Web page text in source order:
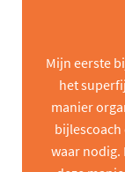
Mijn eerste
het
manier
waar nodig.